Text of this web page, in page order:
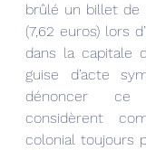
brûlé un billet de
(7,62 euros) lors
dans la capitale
guise d’acte
dénoncer ce
considèrent
colonial toujours